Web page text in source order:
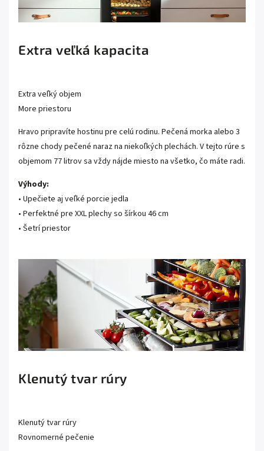
Extra veľká kapacita
Extra veľký objem
More priestoru
Hravo pripravíte hostinu pre celú rodinu. Pečená morka alebo 3
rôzne chody pečené naraz na niekoľkých plechách. V tejto rúre s
objemom 77 litrov sa vždy nájde miesto na všetko, čo máte radi.
Výhody:
• Upečiete aj veľké porcie jedla
• Perfektné pre XXL plechy so šírkou 46 cm
• Šetrí priestor
Klenutý tvar rúry
Klenutý tvar rúry
Rovnomerné pečenie